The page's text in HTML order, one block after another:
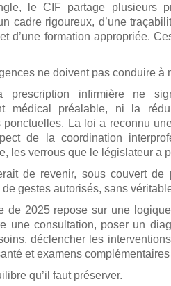
le CIF partage plusieurs
cadre rigoureux, d’une
d’une formation appropriée.
ne doivent pas conduire à
prescription infirmière ne
médical préalable, ni la
ponctuelles. La loi a reconnu
de la coordination
les verrous que le législateur a
de revenir, sous couvert de
gestes autorisés, sans
de 2025 repose sur une
une consultation, poser un
déclencher les
et examens
qu’il faut préserver.